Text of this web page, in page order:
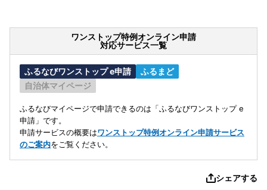
ワンストップ特例オンライン申請
対応サービス一覧
ふるなびワンストップ e申請
ふるまど
自治体マイページ
ふるなびマイページで申請できるのは「ふるなびワンストップ e
申請」です。
申請サービスの概要はワンストップ特例オンライン申請サービス
のご案内をご覧ください。
シェアする